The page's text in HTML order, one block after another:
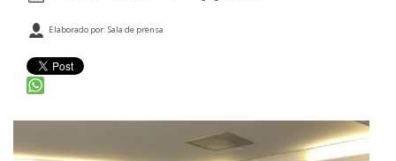
PRENSA
PARTICIPACIÓN
RELACIONES INTERNACIONALES
AGENDA
Elaborado por: Sala de prensa